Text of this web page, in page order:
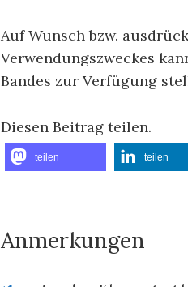
Auf Wunsch bzw.
Verwendungszweckes
Bandes zur Verfügung
Diesen Beitrag teilen.
teilen teilen
Anmerkungen